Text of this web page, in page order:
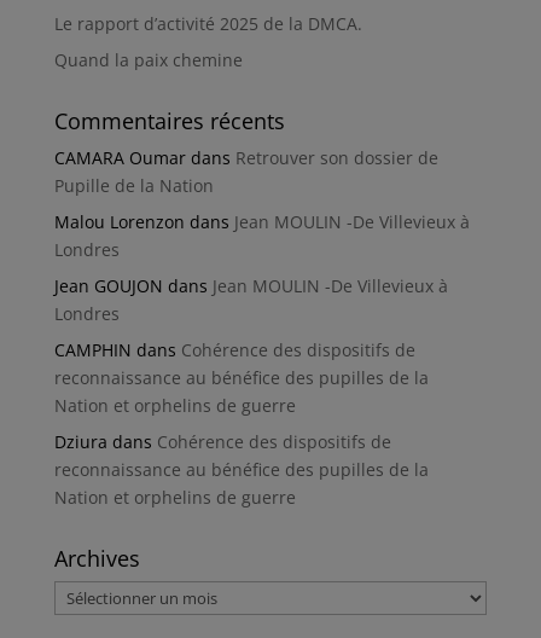
Le rapport d’activité 2025 de la DMCA.
Quand la paix chemine
Commentaires récents
CAMARA Oumardans Retrouver son dossier de
Pupille de la Nation
Malou Lorenzon dans Jean MOULIN -De Villevieux à
Londres
Jean GOUJON dans Jean MOULIN -De Villevieux à
Londres
CAMPHIN dans Cohérence des dispositifs de
reconnaissance au bénéfice des pupilles de la
Nation et orphelins de guerre
Dziura dans Cohérence des dispositifs de
reconnaissance au bénéfice des pupilles de la
Nation et orphelins de guerre
Archives
Archives